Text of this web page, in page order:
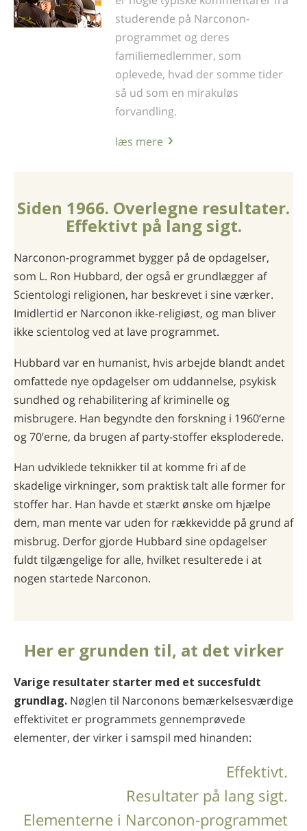
studerende på Narconon-
programmet og deres
familiemedlemmer, som
oplevede, hvad der somme tider
så ud som en mirakuløs
forvandling.
læs mere
Siden 1966. Overlegne resultater.
Effektivt på lang sigt.
Narconon-programmet bygger på de opdagelser,
som L. Ron Hubbard, der også er grundlægger af
Scientologi religionen, har beskrevet i sine værker.
Imidlertid er Narconon ikke-religiøst, og man bliver
ikke scientolog ved at lave programmet.
Hubbard var en humanist, hvis arbejde blandt andet
omfattede nye opdagelser om uddannelse, psykisk
sundhed og rehabilitering af kriminelle og
misbrugere. Han begyndte den forskning i 1960’erne
og 70’erne, da brugen af party-stoffer eksploderede.
Han udviklede teknikker til at komme fri af de
skadelige virkninger, som praktisk talt alle former for
stoffer har. Han havde et stærkt ønske om hjælpe
dem, man mente var uden for rækkevidde på grund af
misbrug. Derfor gjorde Hubbard sine opdagelser
fuldt tilgængelige for alle, hvilket resulterede i at
nogen startede Narconon.
Her er grunden til, at det virker
Varige resultater starter med et succesfuldt
grundlag. Nøglen til Narconons bemærkelses­værdige
effektivitet er programmets gennemprøvede
elementer, der virker i samspil med hinanden:
Effektivt.
Resultater på lang sigt.
Elementerne i Narconon-programmet